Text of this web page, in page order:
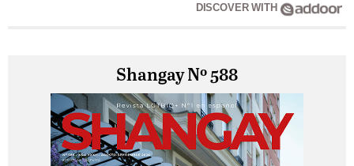
DISCOVER WITH
Shangay Nº 588